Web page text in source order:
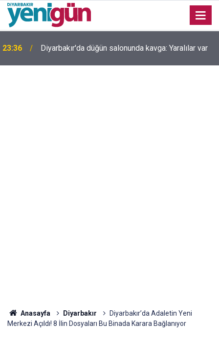
23:32
hayatını kaybetti
Anasayfa Diyarbakır
Diyarbakır’da Adaletin Yeni
Merkezi Açıldı! 8 İlin Dosyaları Bu Binada Karara Bağlanıyor